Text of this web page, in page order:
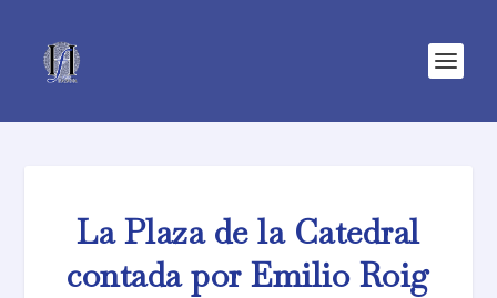
La Plaza de la Catedral
contada por Emilio Roig